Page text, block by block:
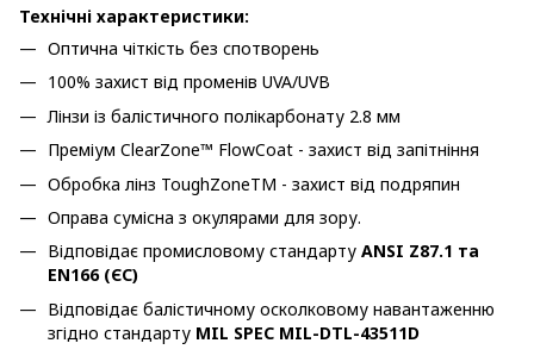
Технічні характеристики:
Оптична чіткість без спотворень
100% захист від променів UVA/UVB
Лінзи із балістичного полікарбонату 2.8 мм
Преміум ClearZone™ FlowCoat - захист від запітніння
Обробка лінз ToughZoneTM - захист від подряпин
Оправа сумісна з окулярами для зору.
Відповідає промисловому стандарту ANSI Z87.1 та
EN166 (ЄС)
Відповідає балістичному осколковому навантаженню
згідно стандарту MIL SPEC MIL-DTL-43511D